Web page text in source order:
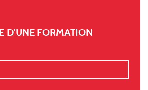
D'UNE FORMATION